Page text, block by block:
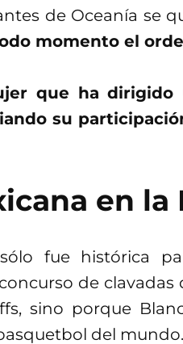
de Oceanía se
momento el
que ha
su
en la
fue histórica
de clavadas
sino porque
del mundo.